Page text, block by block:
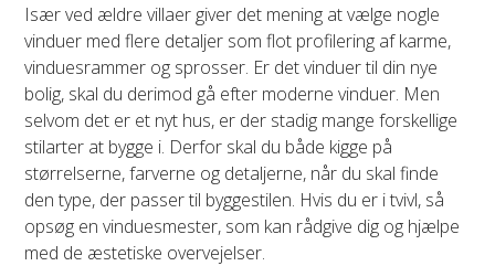
Især ved ældre villaer giver det mening at vælge nogle
vinduer med flere detaljer som flot profilering af karme,
vinduesrammer og sprosser. Er det vinduer til din nye
bolig, skal du derimod gå efter moderne vinduer. Men
selvom det er et nyt hus, er der stadig mange forskellige
stilarter at bygge i. Derfor skal du både kigge på
størrelserne, farverne og detaljerne, når du skal finde
den type, der passer til byggestilen. Hvis du er i tvivl, så
opsøg en vinduesmester, som kan rådgive dig og hjælpe
med de æstetiske overvejelser.